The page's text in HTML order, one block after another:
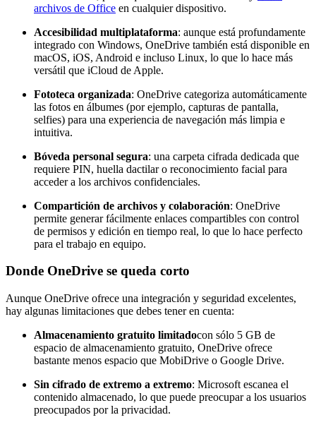
archivos de Office en cualquier dispositivo.
Accesibilidad multiplataforma: aunque está profundamente
integrado con Windows, OneDrive también está disponible en
macOS, iOS, Android e incluso Linux, lo que lo hace más
versátil que iCloud de Apple.
Fototeca organizada: OneDrive categoriza automáticamente
las fotos en álbumes (por ejemplo, capturas de pantalla,
selfies) para una experiencia de navegación más limpia e
intuitiva.
Bóveda personal segura: una carpeta cifrada dedicada que
requiere PIN, huella dactilar o reconocimiento facial para
acceder a los archivos confidenciales.
Compartición de archivos y colaboración: OneDrive
permite generar fácilmente enlaces compartibles con control
de permisos y edición en tiempo real, lo que lo hace perfecto
para el trabajo en equipo.
Donde OneDrive se queda corto
Aunque OneDrive ofrece una integración y seguridad excelentes,
hay algunas limitaciones que debes tener en cuenta:
Almacenamiento gratuito limitadocon sólo 5 GB de
espacio de almacenamiento gratuito, OneDrive ofrece
bastante menos espacio que MobiDrive o Google Drive.
Sin cifrado de extremo a extremo: Microsoft escanea el
contenido almacenado, lo que puede preocupar a los usuarios
preocupados por la privacidad.